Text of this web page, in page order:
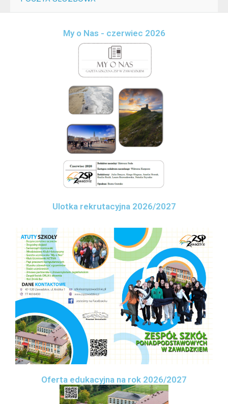
My o Nas - czerwiec 2026
Ulotka rekrutacyjna 2026/2027
Oferta edukacyjna na rok 2026/2027